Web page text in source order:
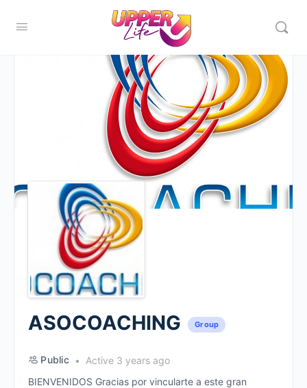
ASOCOACHING Group
Public
Active 3 years ago
BIENVENIDOS Gracias por vincularte a este gran